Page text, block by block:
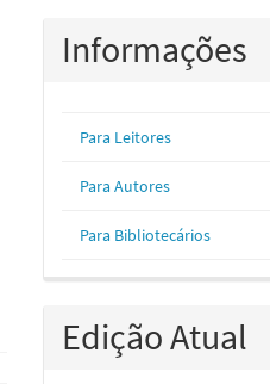
Informações
Para Leitores
Para Autores
Para Bibliotecários
Edição Atual